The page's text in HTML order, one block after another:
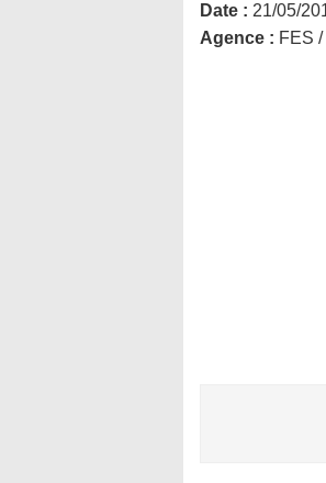
Date : 21/05/
Agence : FES